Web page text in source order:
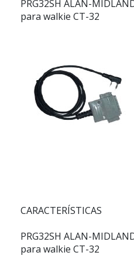
PRG32SH ALAN-
para walkie CT-32
CARACTERÍSTICAS
PRG32SH ALAN-
para walkie CT-32